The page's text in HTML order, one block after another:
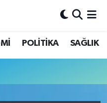
POLİTİKA SAĞLIK